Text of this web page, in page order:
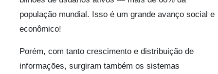
população mundial. Isso é um grande avanço social e
econômico!
Porém, com tanto crescimento e distribuição de
informações, surgiram também os sistemas